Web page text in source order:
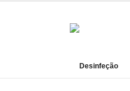
Desinfeção